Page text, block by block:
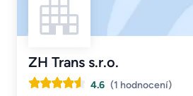
ZH Trans s.r.o.
4.6 (1 hodnocení)